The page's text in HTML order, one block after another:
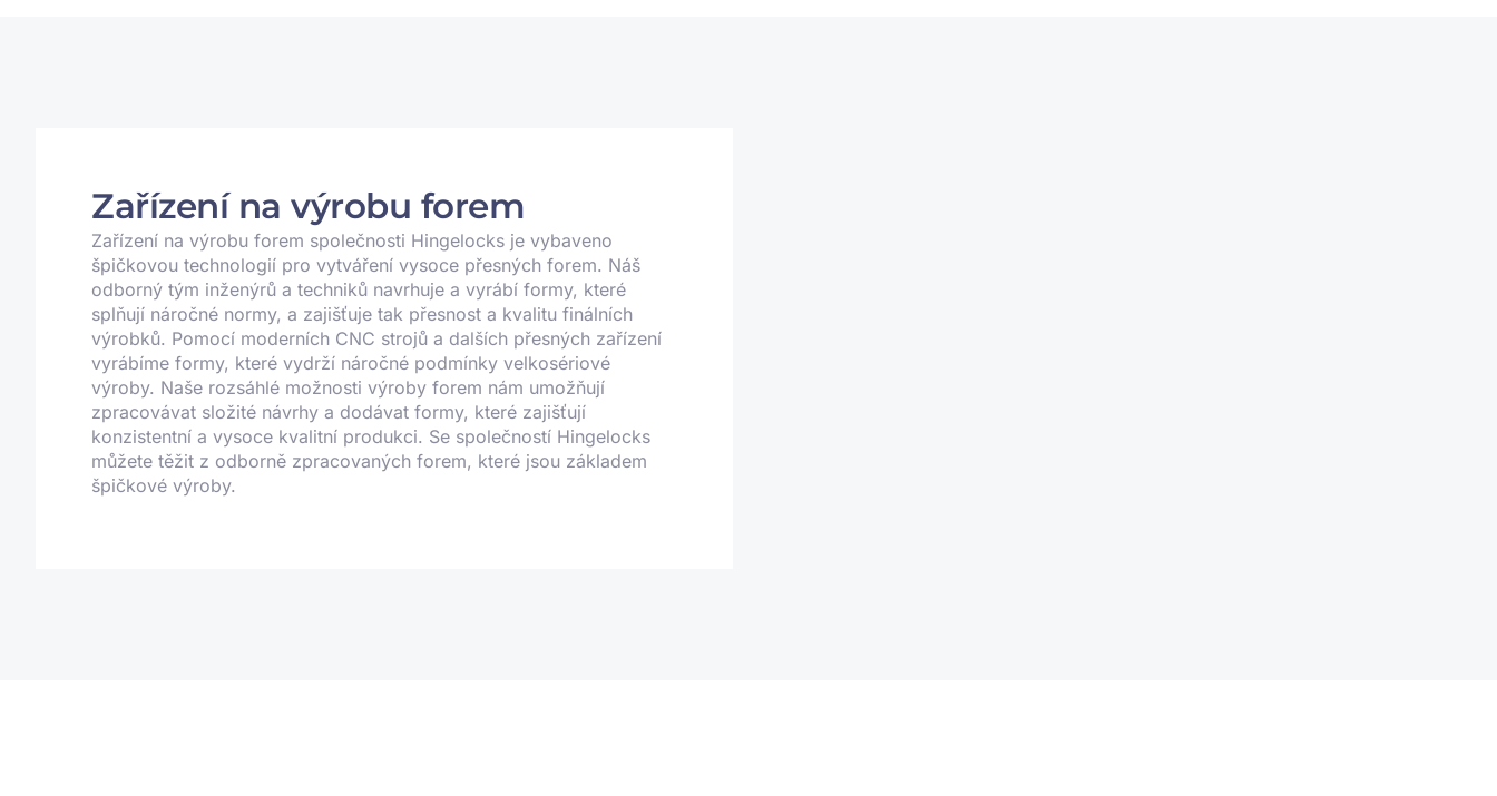
Zařízení na výrobu forem
Zařízení na výrobu forem společnosti Hingelocks je vybaveno
špičkovou technologií pro vytváření vysoce přesných forem. Náš
odborný tým inženýrů a techniků navrhuje a vyrábí formy, které
splňují náročné normy, a zajišťuje tak přesnost a kvalitu finálních
výrobků. Pomocí moderních CNC strojů a dalších přesných zařízení
vyrábíme formy, které vydrží náročné podmínky velkosériové
výroby. Naše rozsáhlé možnosti výroby forem nám umožňují
zpracovávat složité návrhy a dodávat formy, které zajišťují
konzistentní a vysoce kvalitní produkci. Se společností Hingelocks
můžete těžit z odborně zpracovaných forem, které jsou základem
špičkové výroby.